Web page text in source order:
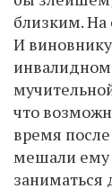
близким. На
И
инвалидном
что
время
мешали ему
заниматься